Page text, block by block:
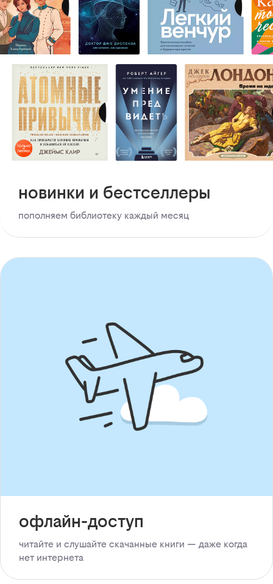
новинки и бестселлеры
пополняем библиотеку каждый месяц
офлайн-доступ
читайте и слушайте скачанные книги — даже когда
нет интернета